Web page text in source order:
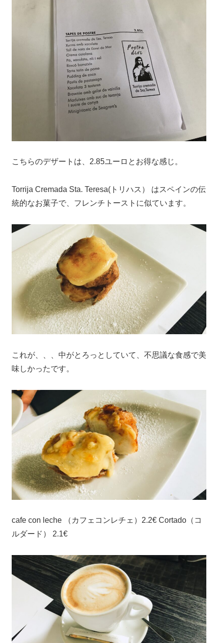
こちらのデザートは、2.85ユーロとお得な感じ。
Torrija Cremada Sta. Teresa(トリハス） はスペインの伝
統的なお菓子で、フレンチトーストに似ています。
これが、、、中がとろっとしていて、不思議な食感で美
味しかったです。
cafe con leche （カフェコンレチェ）2.2€ Cortado（コ
ルダード） 2.1€